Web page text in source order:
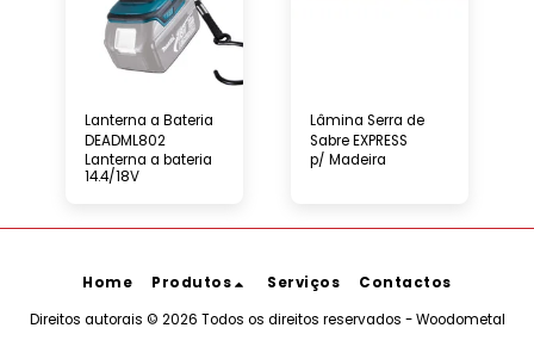
Lanterna a Bateria
DEADML802
Lanterna a bateria
14.4/18V
Lâmina Serra de
Sabre EXPRESS
p/ Madeira
Home Produtos Serviços
Contactos
Direitos autorais © 2026 Todos os direitos reservados -Woodometal